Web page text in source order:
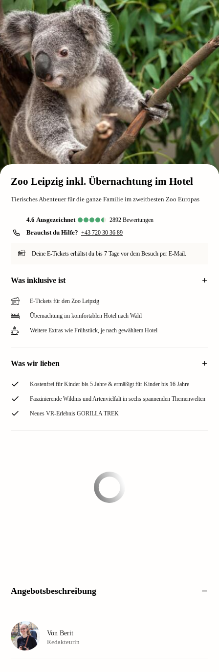
Zoo Leipzig inkl. Übernachtung im Hotel
Tierisches Abenteuer für die ganze Familie im zweitbesten Zoo Europas
4.6 ausgezeichnet 2892 Bewertungen
Brauchst du Hilfe? +43 720 30 36 89
Deine E-Tickets erhältst du bis 7 Tage vor dem Besuch per E-Mail.
Was inklusive ist
E-Tickets für den Zoo Leipzig
Übernachtung im komfortablen Hotel nach Wahl
Weitere Extras wie Frühstück, je nach gewähltem Hotel
Was wir lieben
Kostenfrei für Kinder bis 5 Jahre & ermäßigt für Kinder bis 16 Jahre
Faszinierende Wildnis und Artenvielfalt in sechs spannenden Themenwelten
Neues VR-Erlebnis GORILLA TREK
Angebotsbeschreibung
Von Berit
Redakteurin